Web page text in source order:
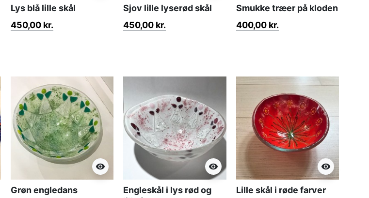
Lys blå lille skål
450,00 kr.
Sjov lille lyserød skål
450,00 kr.
Smukke træer på kloden
400,00 kr.
visibility
Grøn engledans
visibility
Engleskål i lys rød og
visibility
Lille skål i røde farver